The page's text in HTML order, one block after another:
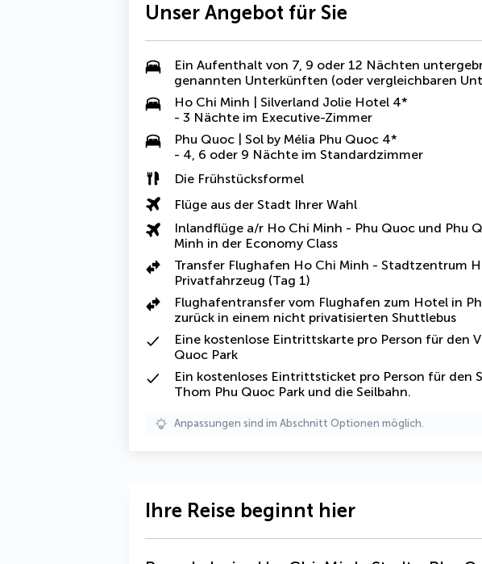
Unser Angebot für Sie
Ein Aufenthalt von 7, 9 oder 12 Nächten
genannten Unterkünften (oder vergleichbaren
Ho Chi Minh | Silverland Jolie Hotel 4*
- 3 Nächte im Executive-Zimmer
Phu Quoc | Sol by Mélia Phu Quoc 4*
- 4, 6 oder 9 Nächte im Standardzimmer
Die Frühstücksformel
Flüge aus der Stadt Ihrer Wahl
Inlandflüge a/r Ho Chi Minh - Phu Quoc und Phu
Minh in der Economy Class
Transfer Flughafen Ho Chi Minh - Stadtzentrum
Privatfahrzeug (Tag 1)
Flughafentransfer vom Flughafen zum Hotel in
zurück in einem nicht privatisierten Shuttlebus
Eine kostenlose Eintrittskarte pro Person für den
Quoc Park
Ein kostenloses Eintrittsticket pro Person für den
Thom Phu Quoc Park und die Seilbahn.
Anpassungen sind im Abschnitt Optionen möglich.
Ihre Reise beginnt hier